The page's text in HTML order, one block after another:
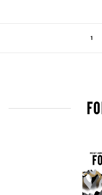
1